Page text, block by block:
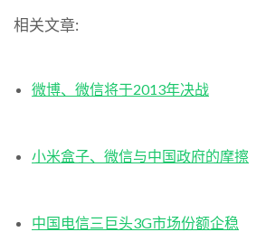
相关文章:
微博、微信将于2013年决战
小米盒子、微信与中国政府的摩擦
中国电信三巨头3G市场份额企稳